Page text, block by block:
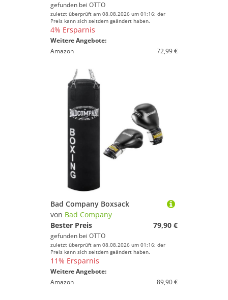
gefunden bei OTTO
zuletzt überprüft am 08.08.2026 um 01:16; der
Preis kann sich seitdem geändert haben.
4% Ersparnis
Weitere Angebote:
Amazon
72,99 €
Bad Company Boxsack
von Bad Company
Bester Preis
79,90 €
gefunden bei OTTO
zuletzt überprüft am 08.08.2026 um 01:16; der
Preis kann sich seitdem geändert haben.
11% Ersparnis
Weitere Angebote:
Amazon
89,90 €